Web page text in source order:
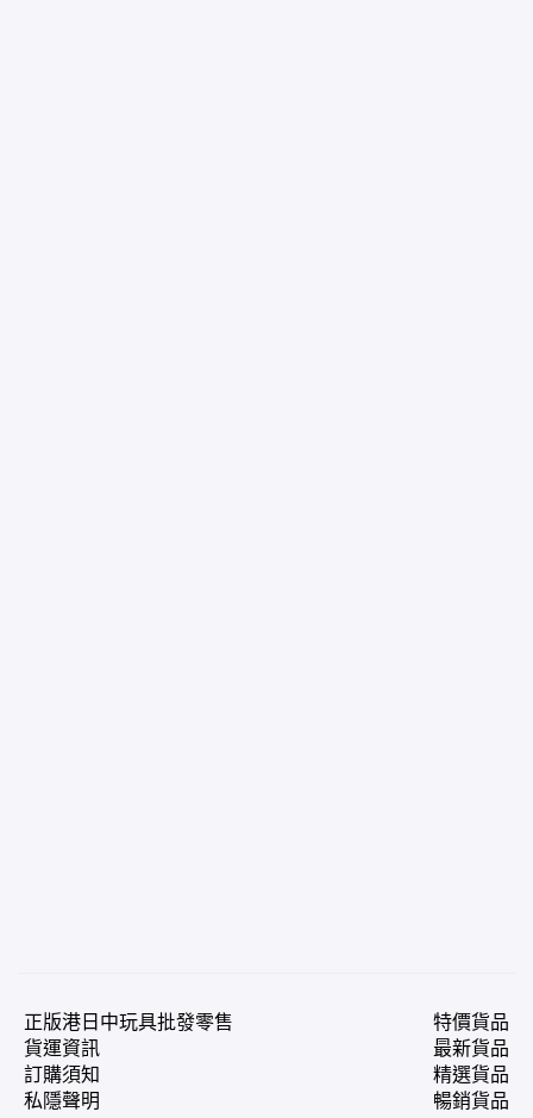
正版港日中玩具批發零售
貨運資訊
訂購須知
私隱聲明
特價貨品
最新貨品
精選貨品
暢銷貨品